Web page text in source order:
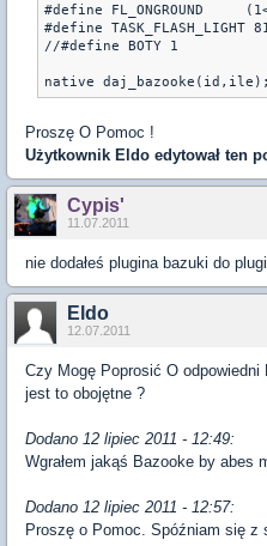
#define	FL_ONGROUND	(1<<9)
#define TASK_FLASH_LIGHT
//#define BOTY 1
native daj_bazooke(id,ile);
Proszę O Pomoc !
Użytkownik Eldo edytował ten
Cypis'
11.07.2011
nie dodałeś plugina bazuki do
Eldo
12.07.2011
Czy Mogę Poprosić O
jest to obojętne ?
Dodano 12 lipiec 2011 - 12:49:
Wgrałem jakąś Bazooke by abes
Dodano 12 lipiec 2011 - 12:57:
Proszę o Pomoc. Spóźniam się z